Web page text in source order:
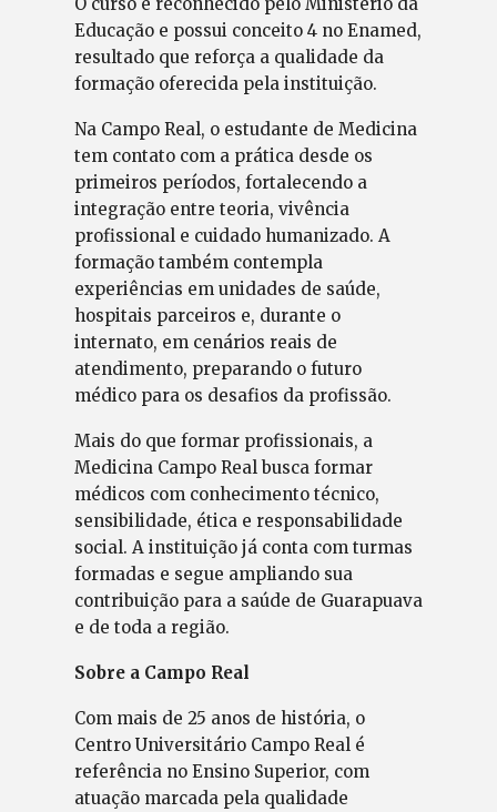
Educação e possui conceito 4 no Enamed,
resultado que reforça a qualidade da
formação oferecida pela instituição.
Na Campo Real, o estudante de Medicina
tem contato com a prática desde os
primeiros períodos, fortalecendo a
integração entre teoria, vivência
profissional e cuidado humanizado. A
formação também contempla
experiências em unidades de saúde,
hospitais parceiros e, durante o
internato, em cenários reais de
atendimento, preparando o futuro
médico para os desafios da profissão.
Mais do que formar profissionais, a
Medicina Campo Real busca formar
médicos com conhecimento técnico,
sensibilidade, ética e responsabilidade
social. A instituição já conta com turmas
formadas e segue ampliando sua
contribuição para a saúde de Guarapuava
e de toda a região.
Sobre a Campo Real
Com mais de 25 anos de história, o
Centro Universitário Campo Real é
referência no Ensino Superior, com
atuação marcada pela qualidade